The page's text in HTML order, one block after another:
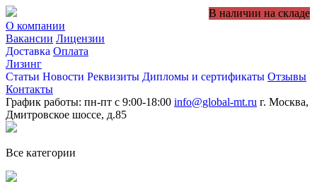
О компании
Вакансии Лицензии
Доставка Оплата
Лизинг
Статьи Новости Реквизиты Дипломы и сертификаты Отзывы
Контакты
График работы: пн-пт с 9:00-18:00 info@global-mt.ru г. Москва,
Дмитровское шоссе, д.85
Все категории
В наличии на складе